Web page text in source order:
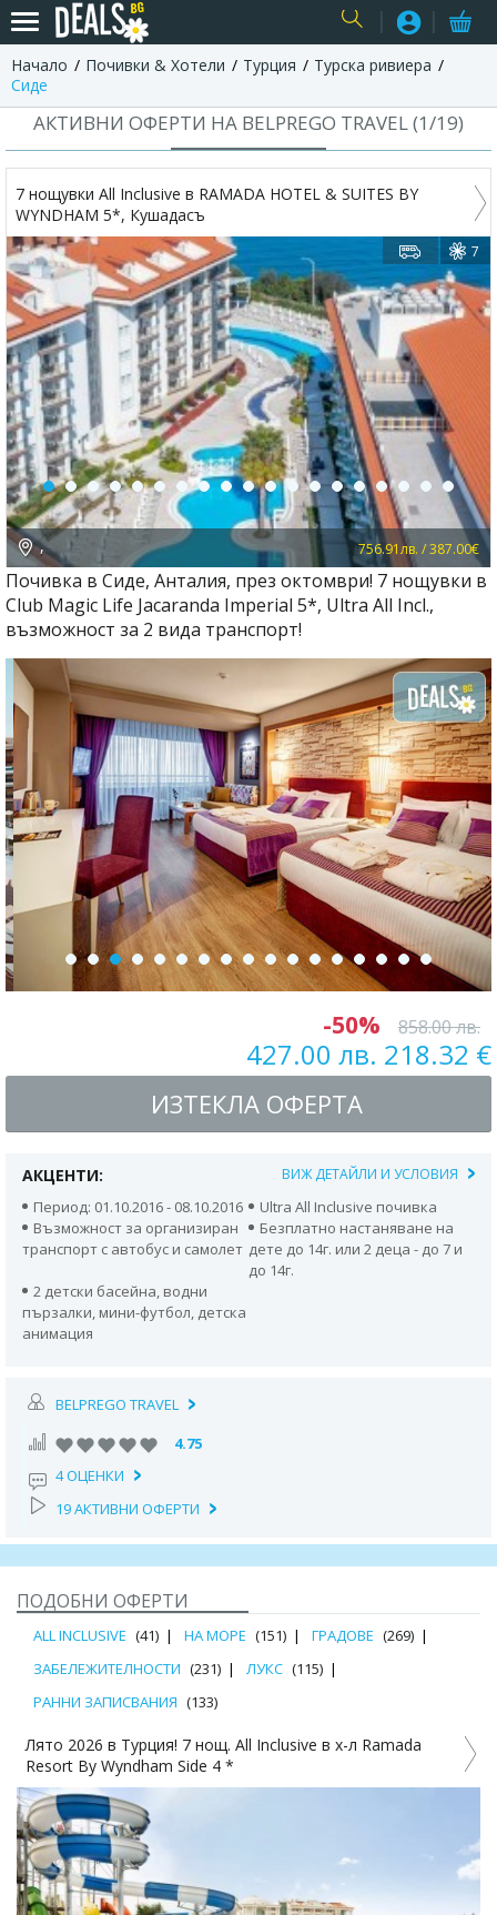
USER
Начало Почивки & Хотели Турция
Турска ривиера
Сиде
АКТИВНИ ОФЕРТИ НА BELPREGO TRAVEL (1/19)
7 нощувки All Inclusive в RAMADA HOTEL & SUITES BY
WYNDHAM 5*, Кушадасъ
7
, 756.91лв. / 387.00€
Почивка в Сиде, Анталия, през октомври! 7 нощувки в
Club Magic Life Jacaranda Imperial 5*, Ultra All Incl.,
възможност за 2 вида транспорт!
-50% 858.00 лв.
427.00 лв. 218.32 €
ИЗТЕКЛА ОФЕРТА
АКЦЕНТИ: ВИЖ ДЕТАЙЛИ И УСЛОВИЯ
Период: 01.10.2016 - 08.10.2016
Ultra All Inclusive почивка
Възможност за организиран
транспорт с автобус и самолет
Безплатно настаняване на
дете до 14г. или 2 деца - до 7 и
до 14г.
2 детски басейна, водни
пързалки, мини-футбол, детска
анимация
BELPREGO TRAVEL
4.75
4 ОЦЕНКИ
19 АКТИВНИ ОФЕРТИ
ПОДОБНИ ОФЕРТИ
ALL INCLUSIVE (41) НА МОРЕ (151) ГРАДОВЕ (269)
ЗАБЕЛЕЖИТЕЛНОСТИ (231) ЛУКС (115)
РАННИ ЗАПИСВАНИЯ (133)
Ultra All Inclusive на море в Asteria Bloom Side 5*, 7
нощувки и транспорт